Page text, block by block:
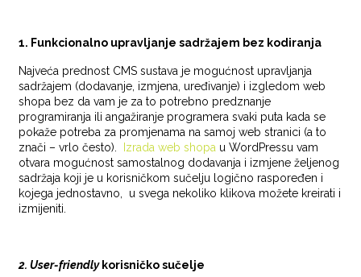
1. Funkcionalno upravljanje sadržajem bez kodiranja
Najveća prednost CMS sustava je mogućnost upravljanja
sadržajem (dodavanje, izmjena, uređivanje) i izgledom web
shopa bez da vam je za to potrebno predznanje
programiranja ili angažiranje programera svaki puta kada se
pokaže potreba za promjenama na samoj web stranici (a to
znači – vrlo često).
Izrada web shopa u WordPressu vam
otvara mogućnost samostalnog dodavanja i izmjene željenog
sadržaja koji je u korisničkom sučelju logično raspoređen i
kojega jednostavno, u svega nekoliko klikova možete kreirati i
izmijeniti.
2. User-friendlykorisničko sučelje